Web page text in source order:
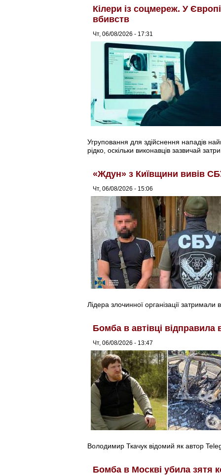
Кілери із соцмереж. У
вбивств
Чт, 06/08/2026 - 17:31
Угруповання для здійснення нападів
рідко, оскільки виконавців зазвичай
«Ждун» з Київщини вивів
Чт, 06/08/2026 - 15:06
Лідера злочинної організації затримали
Бомба в автівці відправила
Чт, 06/08/2026 - 13:47
Володимир Ткачук відомий як автор
Бомба в Москві убила зятя